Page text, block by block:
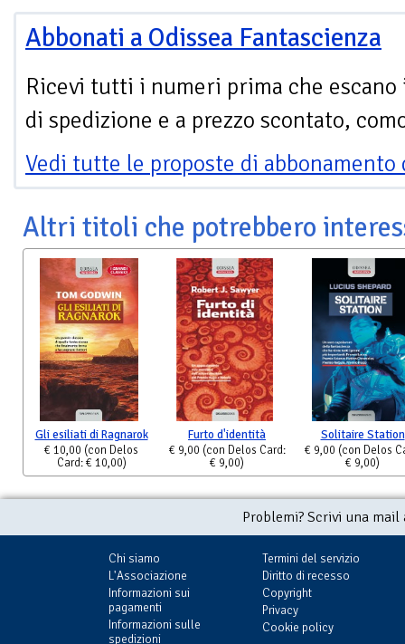
Abbonati a Odissea Fantascienza
Ricevi tutti i numeri prima che escano
di spedizione e a prezzo scontato,
Vedi tutte le proposte di
Altri titoli che potrebbero
Gli esiliati di Ragnarok
€ 10,00 (con Delos
Card: € 10,00)
Furto d'identità
€ 9,00 (con Delos Card:
€ 9,00)
Solitaire Station
€ 9,00 (con Delos
€ 9,00)
Problemi? Scrivi una
Chi siamo
L'Associazione
Informazioni sui
pagamenti
Informazioni sulle
spedizioni
Termini del servizio
Diritto di recesso
Copyright
Privacy
Cookie policy